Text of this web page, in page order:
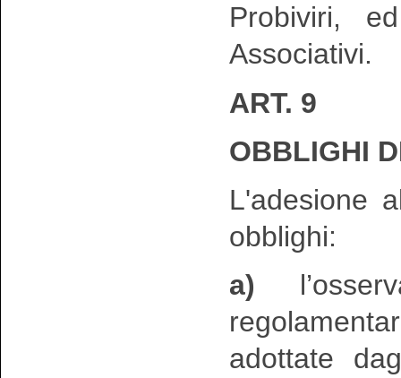
Probiviri,
Associativi.
ART. 9
OBBLIGHI
L'adesione
obblighi:
a)
adottate